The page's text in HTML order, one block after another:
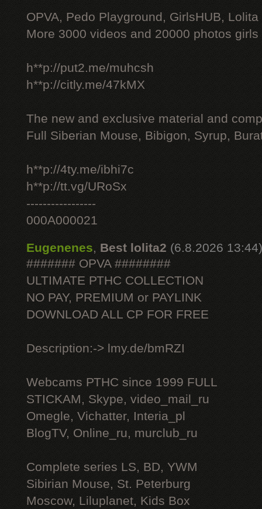
OPVA, Pedo Playground, GirlsHUB, Lolita
More 3000 videos and 20000 photos
h**p://put2.me/muhcsh
h**p://citly.me/47kMX
The new and exclusive material and
Full Siberian Mouse, Bibigon, Syrup,
h**p://4ty.me/ibhi7c
h**p://tt.vg/URoSx
-----------------
000A000021
Eugenenes, Best lolita2 (6.8.2026 13:44)
####### OPVA ########
ULTIMATE РТНС COLLECTION
NO PAY, PREMIUM or PAYLINK
DOWNLOAD ALL СР FOR FREE
Description:-> lmy.de/bmRZI
Webcams РТНС since 1999 FULL
STICKAM, Skype, video_mail_ru
Omegle, Vichatter, Interia_pl
BlogTV, Online_ru, murclub_ru
Complete series LS, BD, YWM
Sibirian Mouse, St. Peterburg
Moscow, Liluplanet, Kids Box